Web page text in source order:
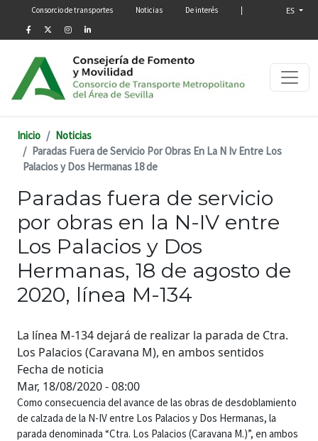
Pasar al contenido principal
Menú secundario
Consorcio de transportes Noticias De interés ES
Inicio
Noticias
Paradas Fuera de Servicio Por Obras En La N Iv Entre Los
Palacios y Dos Hermanas 18 de
Paradas fuera de servicio
por obras en la N-IV entre
Los Palacios y Dos
Hermanas, 18 de agosto de
2020, línea M-134
La línea M-134 dejará de realizar la parada de Ctra.
Los Palacios (Caravana M), en ambos sentidos
Fecha de noticia
Mar, 18/08/2020 - 08:00
Como consecuencia del avance de las obras de desdoblamiento
de calzada de la N-IV entre Los Palacios y Dos Hermanas, la
parada denominada “Ctra. Los Palacios (Caravana M.)”, en ambos